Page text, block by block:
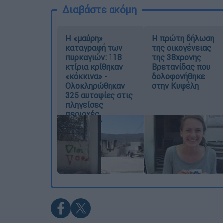
Διαβάστε ακόμη
Η «μαύρη»
καταγραφή των
πυρκαγιών: 118
κτίρια κρίθηκαν
«κόκκινα» -
Ολοκληρώθηκαν
325 αυτοψίες στις
πληγείσες
περιοχές
Η πρώτη δήλωση
της οικογένειας
της 38χρονης
Βρετανίδας που
δολοφονήθηκε
στην Κυψέλη